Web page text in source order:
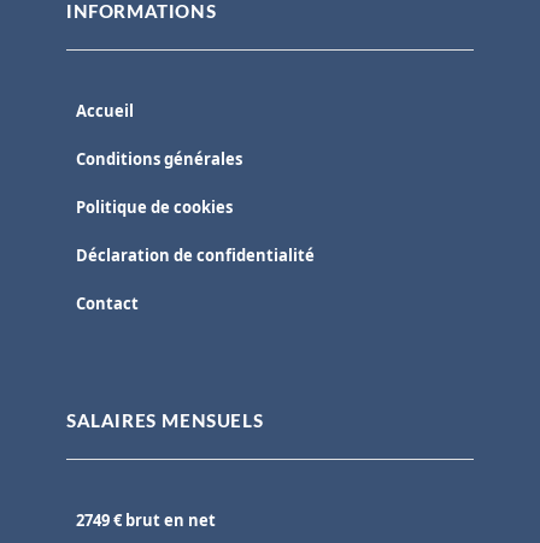
INFORMATIONS
Accueil
Conditions générales
Politique de cookies
Déclaration de confidentialité
Contact
SALAIRES MENSUELS
2749 € brut en net